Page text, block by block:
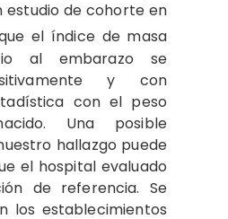
estudio de cohorte en
el índice de masa
al embarazo se
y con
con el peso
Una posible
hallazgo puede
el hospital evaluado
de referencia. Se
los establecimientos